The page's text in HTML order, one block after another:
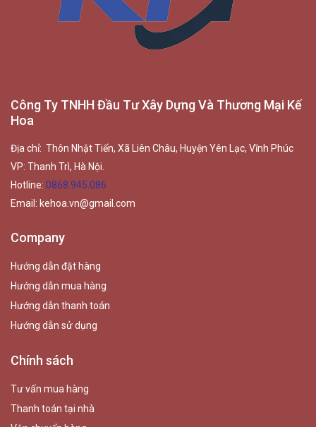
Công Ty TNHH Đầu Tư Xây Dựng Và Thương Mại Kế
Hoa
Địa chỉ: Thôn Nhật Tiến, Xã Liên Châu, Huyện Yên Lạc, Vĩnh Phúc
VP: Thanh Trì, Hà Nội.
Hotline: 0868.945.086
Email: kehoa.vn@gmail.com
Company
Hướng dẫn đặt hàng
Hướng dẫn mua hàng
Hướng dẫn thanh toán
Hướng dẫn sử dụng
Chính sách
Tư vấn mua hàng
Thanh toán tại nhà